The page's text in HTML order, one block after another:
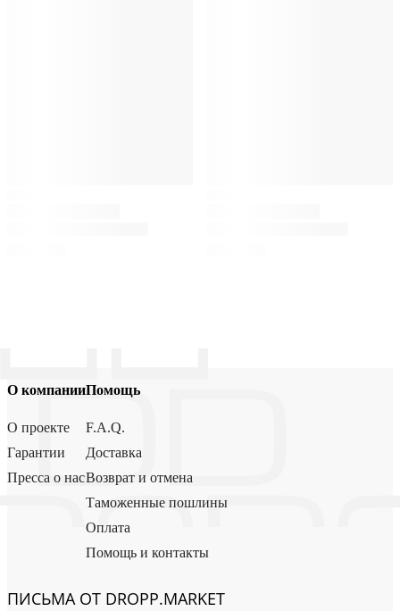
О компании
О проекте
Гарантии
Пресса о нас
Помощь
F.A.Q.
Доставка
Возврат и отмена
Таможенные пошлины
Оплата
Помощь и контакты
ПИСЬМА ОТ DROPP.MARKET